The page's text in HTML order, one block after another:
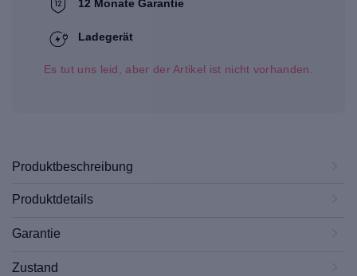
12 Monate Garantie
Ladegerät
Es tut uns leid, aber der Artikel ist nicht vorhanden.
Produktbeschreibung
Produktdetails
Garantie
Zustand